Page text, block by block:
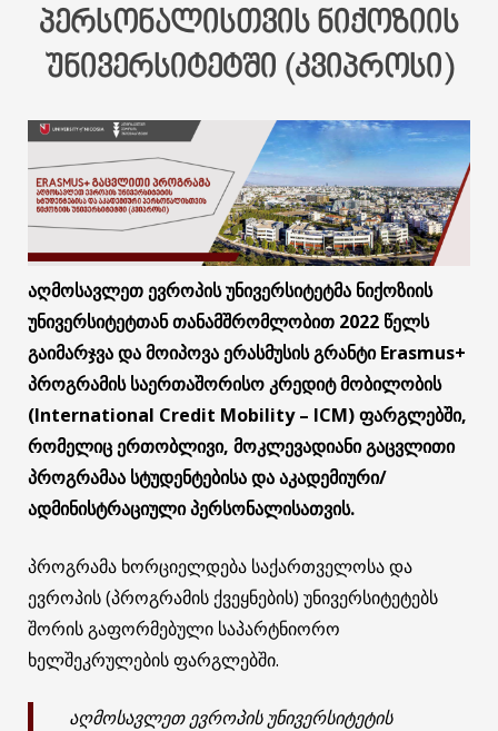
ᲡᲢᲣᲓᲔᲜᲢᲣᲠᲘ ᲪᲮᲝᲕᲠᲔᲑᲐ
პერსონალისთვის ნიქოზიის
უნივერსიტეტში (კვიპროსი)
აღმოსავლეთ ევროპის უნივერსიტეტმა ნიქოზიის
უნივერსიტეტთან თანამშრომლობით 2022 წელს
გაიმარჯვა და მოიპოვა ერასმუსის გრანტი Erasmus+
პროგრამის საერთაშორისო კრედიტ მობილობის
(International Credit Mobility – ICM) ფარგლებში,
რომელიც ერთობლივი, მოკლევადიანი გაცვლითი
პროგრამაა სტუდენტებისა და აკადემიური/
ადმინისტრაციული პერსონალისათვის.
პროგრამა ხორციელდება საქართველოსა და
ევროპის (პროგრამის ქვეყნების) უნივერსიტეტებს
შორის გაფორმებული საპარტნიორო
ხელშეკრულების ფარგლებში.
აღმოსავლეთ ევროპის უნივერსიტეტის